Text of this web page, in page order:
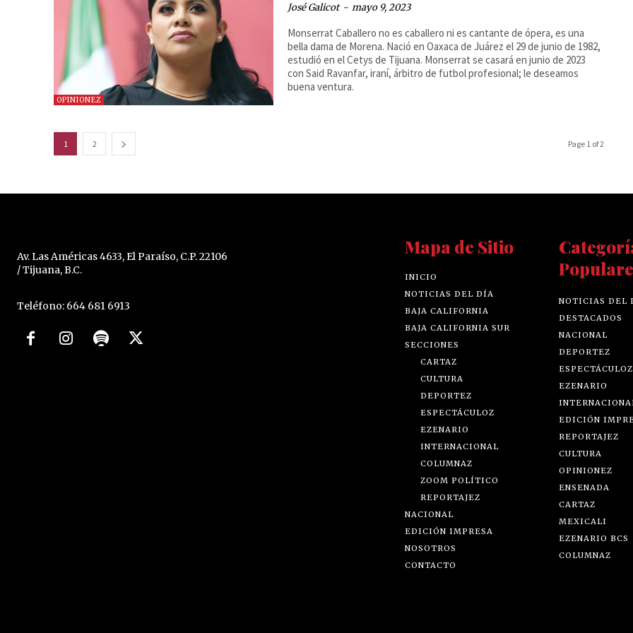
OPINIONEZ
José Galicot - mayo 9, 2023
Monserrat Caballero no es caballero ni es cantante de ópera, es una
bella dama de Morena. Nació en Oaxaca de Juárez el 29 de junio de 1982,
estudió en el Cetys de Tijuana. Monserrat se casará en junio de 2023
con Said Ravanfar, iraní, árbitro de futbol profesional; le deseamos
buena ventura.
1 2 Page 1 of 2
Av. Las Américas 4633, El Paraíso, C.P. 22106
/ Tijuana, B.C.
Teléfono: 664 681 6913
Mapa de Sitio
INICIO
NOTICIAS DEL DÍA
BAJA CALIFORNIA
BAJA CALIFORNIA SUR
SECCIONES
CARTAZ
CULTURA
DEPORTEZ
ESPECTÁCULOZ
EZENARIO
INTERNACIONAL
COLUMNAZ
ZOOM POLÍTICO
REPORTAJEZ
NACIONAL
EDICIÓN IMPRESA
NOSOTROS
CONTACTO
NOTICIAS DEL
DESTACADOS
NACIONAL
DEPORTEZ
ESPECTÁCULOZ
EZENARIO
EDICIÓN
REPORTAJEZ
CULTURA
OPINIONEZ
ENSENADA
CARTAZ
MEXICALI
EZENARIO BCS
COLUMNAZ